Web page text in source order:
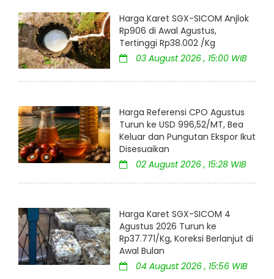
Harga Karet SGX-SICOM Anjlok
Rp906 di Awal Agustus,
Tertinggi Rp38.002 /Kg
03 August 2026 , 15:00 WIB
Harga Referensi CPO Agustus
Turun ke USD 996,52/MT, Bea
Keluar dan Pungutan Ekspor Ikut
Disesuaikan
02 August 2026 , 15:28 WIB
Harga Karet SGX-SICOM 4
Agustus 2026 Turun ke
Rp37.771/Kg, Koreksi Berlanjut di
Awal Bulan
04 August 2026 , 15:56 WIB